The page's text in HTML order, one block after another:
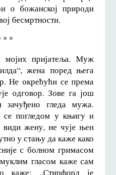
о божанској природи
бесмртности.
* *
пријатеља. Муж
жена поред њега
Не окрећући се према
одговор. Зове га још
гледа мужа.
се погледом у књигу и
жену, не чује њен
у стању да каже како
с болном гримасом
гласом каже сам
каже: „Стирфорд је